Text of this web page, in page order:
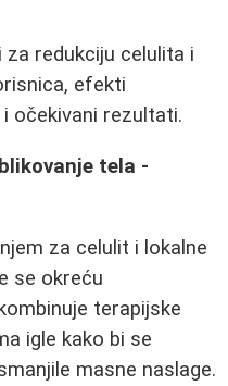
redukciju celulita i
efekti
očekivani rezultati.
tela -
za celulit i lokalne
se okreću
terapijske
igle kako bi se
masne naslage.